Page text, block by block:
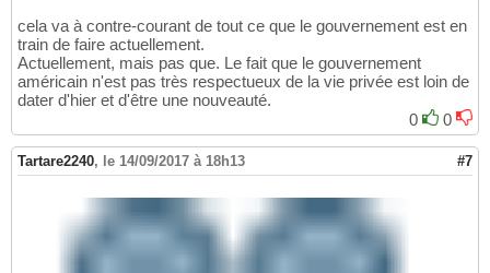
cela va à contre-courant de tout ce que le gouvernement est en
train de faire actuellement.
Actuellement, mais pas que. Le fait que le gouvernement
américain n'est pas très respectueux de la vie privée est loin de
dater d'hier et d'être une nouveauté.
0
0
Tartare2240, le 14/09/2017 à 18h13 #7